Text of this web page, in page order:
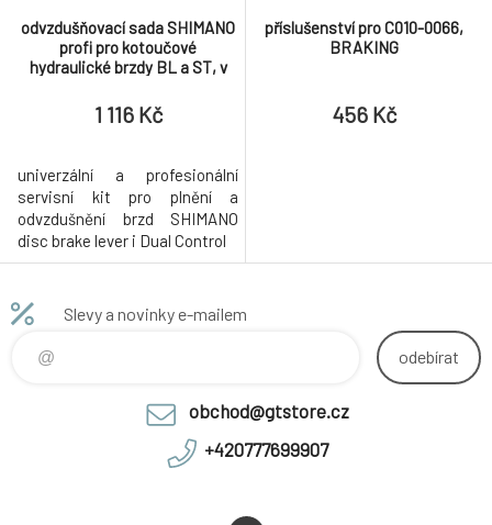
odvzdušňovací sada SHIMANO
profi pro kotoučové
hydraulické brzdy BL a ST, v
1 116 Kč
univerzální a profesionální
servisní kit pro plnění a
odvzdušnění brzd SHIMANO
disc brake lever i Dual Control
příslušenství pro C010-0066,
BRAKING
456 Kč
Slevy a novinky e-mailem
odebírat
obchod@gtstore.cz
+420777699907